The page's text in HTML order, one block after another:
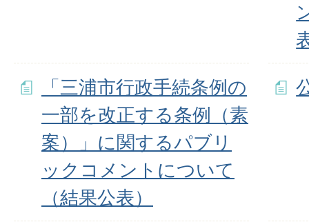
「三浦市行政手続条例の
一部を改正する条例（素
案）」に関するパブリ
ックコメントについて
（結果公表）